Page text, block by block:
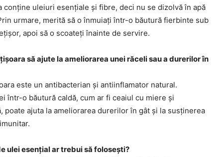
conține uleiuri esențiale și fibre, deci nu se dizolvă în apă
urmare, merită să o înmuiați într-o băutură fierbinte sub
apoi să o scoateți înainte de servire.
să ajute la ameliorarea unei răceli sau a durerilor în
este un antibacterian și antiinflamator natural.
într-o băutură caldă, cum ar fi ceaiul cu miere și
poate ajuta la ameliorarea durerilor în gât și la susținerea
ulei esențial ar trebui să folosești?